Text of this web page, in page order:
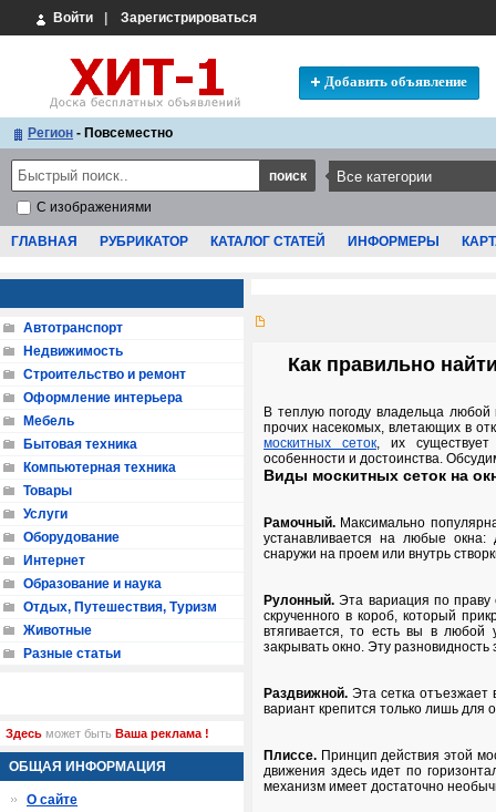
Войти Зарегистрироваться
Добавить объявление
Регион - Повсеместно
С изображениями
ГЛАВНАЯ РУБРИКАТОР КАТАЛОГ СТАТЕЙ ИНФОРМЕРЫ
Как правильно
В теплую погоду владельца любой
прочих насекомых, влетающих в
москитных сеток, их
особенности и достоинства.
Виды москитных сеток на
Рамочный. Максимально
устанавливается на любые
снаружи на проем или внутрь
Рулонный.Эта вариация по праву
скрученного в короб, который
втягивается, то есть вы в любой
закрывать окно. Эту
Раздвижной. Эта сетка
вариант крепится только лишь для
Плиссе. Принцип действия этой
движения здесь идет по
механизм имеет достаточно
Автотранспорт
Недвижимость
Строительство и ремонт
Оформление интерьера
Мебель
Бытовая техника
Компьютерная техника
Товары
Услуги
Оборудование
Интернет
Образование и наука
Отдых, Путешествия, Туризм
Животные
Разные статьи
Здесь может быть Ваша реклама !
ОБЩАЯ ИНФОРМАЦИЯ
О сайте